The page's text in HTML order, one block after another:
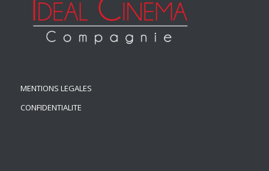
MENTIONS LEGALES
CONFIDENTIALITE